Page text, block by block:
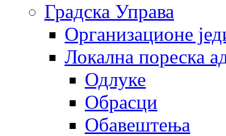
Градска Управа
Организационе
Локална пореска
Одлуке
Обрасци
Обавештења